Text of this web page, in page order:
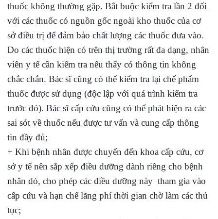
thuốc không thường gặp. Bắt buộc kiểm tra lần 2 đối
với các thuốc có nguồn gốc ngoài kho thuốc của cơ
sở điều trị để đảm bảo chất lượng các thuốc đưa vào.
Do các thuốc hiện có trên thị trường rất đa dạng, nhân
viên y tế cần kiểm tra nếu thấy có thông tin không
chắc chắn. Bác sĩ cũng có thể kiểm tra lại chế phẩm
thuốc được sử dụng (độc lập với quá trình kiểm tra
trước đó). Bác sĩ cấp cứu cũng có thể phát hiện ra các
sai sót về thuốc nếu được tư vấn và cung cấp thông
tin đầy đủ;
+ Khi bệnh nhân được chuyển đến khoa cấp cứu, cơ
sở y tế nên sắp xếp điều dưỡng dành riêng cho bệnh
nhân đó, cho phép các điều dưỡng này tham gia vào
cấp cứu và hạn chế lãng phí thời gian chờ làm các thủ
tục;